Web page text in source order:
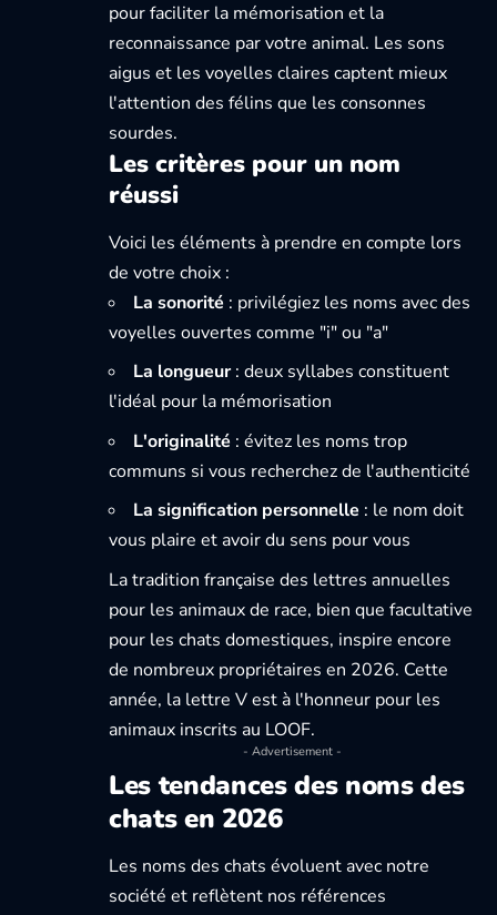
pour faciliter la mémorisation et la
reconnaissance par votre animal. Les sons
aigus et les voyelles claires captent mieux
l'attention des félins que les consonnes
sourdes.
Les critères pour un nom
réussi
Voici les éléments à prendre en compte lors
de votre choix :
La sonorité : privilégiez les noms avec des
voyelles ouvertes comme "i" ou "a"
La longueur: deux syllabes constituent
l'idéal pour la mémorisation
L'originalité : évitez les noms trop
communs si vous recherchez de l'authenticité
La signification personnelle : le nom doit
vous plaire et avoir du sens pour vous
La tradition française des lettres annuelles
pour les animaux de race, bien que facultative
pour les chats domestiques, inspire encore
de nombreux propriétaires en 2026. Cette
année, la lettre V est à l'honneur pour les
animaux inscrits au LOOF.
- Advertisement -
Les tendances des noms des
chats en 2026
Les noms des chats évoluent avec notre
société et reflètent nos références